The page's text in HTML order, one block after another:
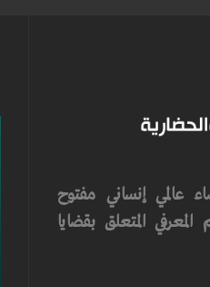
عالمي إنساني مفتوح
المتعلق بقضايا